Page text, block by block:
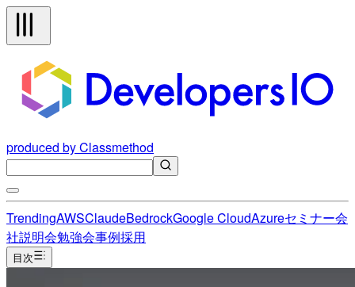
produced by Classmethod
TrendingAWSClaudeBedrockGoogle CloudAzureセミナー会
社説明会勉強会事例採用
目次